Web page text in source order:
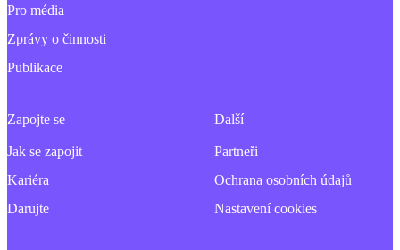
Pro média
Zprávy o činnosti
Publikace
Zapojte se
Jak se zapojit
Kariéra
Darujte
Další
Partneři
Ochrana osobních údajů
Nastavení cookies